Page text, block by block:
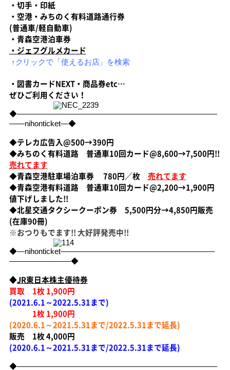
・切手・印紙
・空港・みちのく有料道路通行券
(普通車/軽自動車)
・青森空港泊車券
・ジェフグルメカード
↑クリックで「使えるお店」を検索
・図書カードNEXT・商品券etc…
ぜひご利用ください！
◆――――――――――――――――――――――――――
――nihonticket―◆
◆テレカ広告入@500→390円
◆みちのく有料道路 普通車10回カード@8,600→7,500円!!
売れてます
◆青森空港駐車場泊車券 780円／枚 売れてます
◆青森空港有料道路 普通車10回カード@2,200→1,900円
値下げしました!!
◆北星交通タクシークーポン券 5,500円分→4,850円販売
(在庫90冊)
※おつりもでます!! 大好評発売中!!
◆―nihonticket――――――――――――――――――――
――――――――◆
◆JR東日本株主優待券
買取 1枚 1,900円
(2021.6.1～2022.5.31まで)
1枚1,900円
(2020.6.1～2021.5.31まで/2022.5.31まで延長)
販売 1枚 4,000円
(2020.6.1～2021.5.31まで/2022.5.31まで延長)
◆――――――――――――――――――――――――――